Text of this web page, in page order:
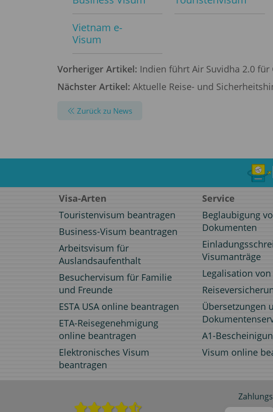
Vietnam е-
Visum
Vorheriger Artikel: Indien führt Air Suvidha 2.0
Nächster Artikel: Aktuelle Reise- und
Zurück zu News
Visa-Arten
Touristenvisum beantragen
Business-Visum beantragen
Arbeitsvisum für
Auslandsaufenthalt
Besuchervisum für Familie
und Freunde
ESTA USA online beantragen
ETA-Reisegenehmigung
online beantragen
Elektronisches Visum
beantragen
Service
Beglaubigung
Dokumenten
Visumanträge
Legalisation
Übersetzungen
A1-
Visum online